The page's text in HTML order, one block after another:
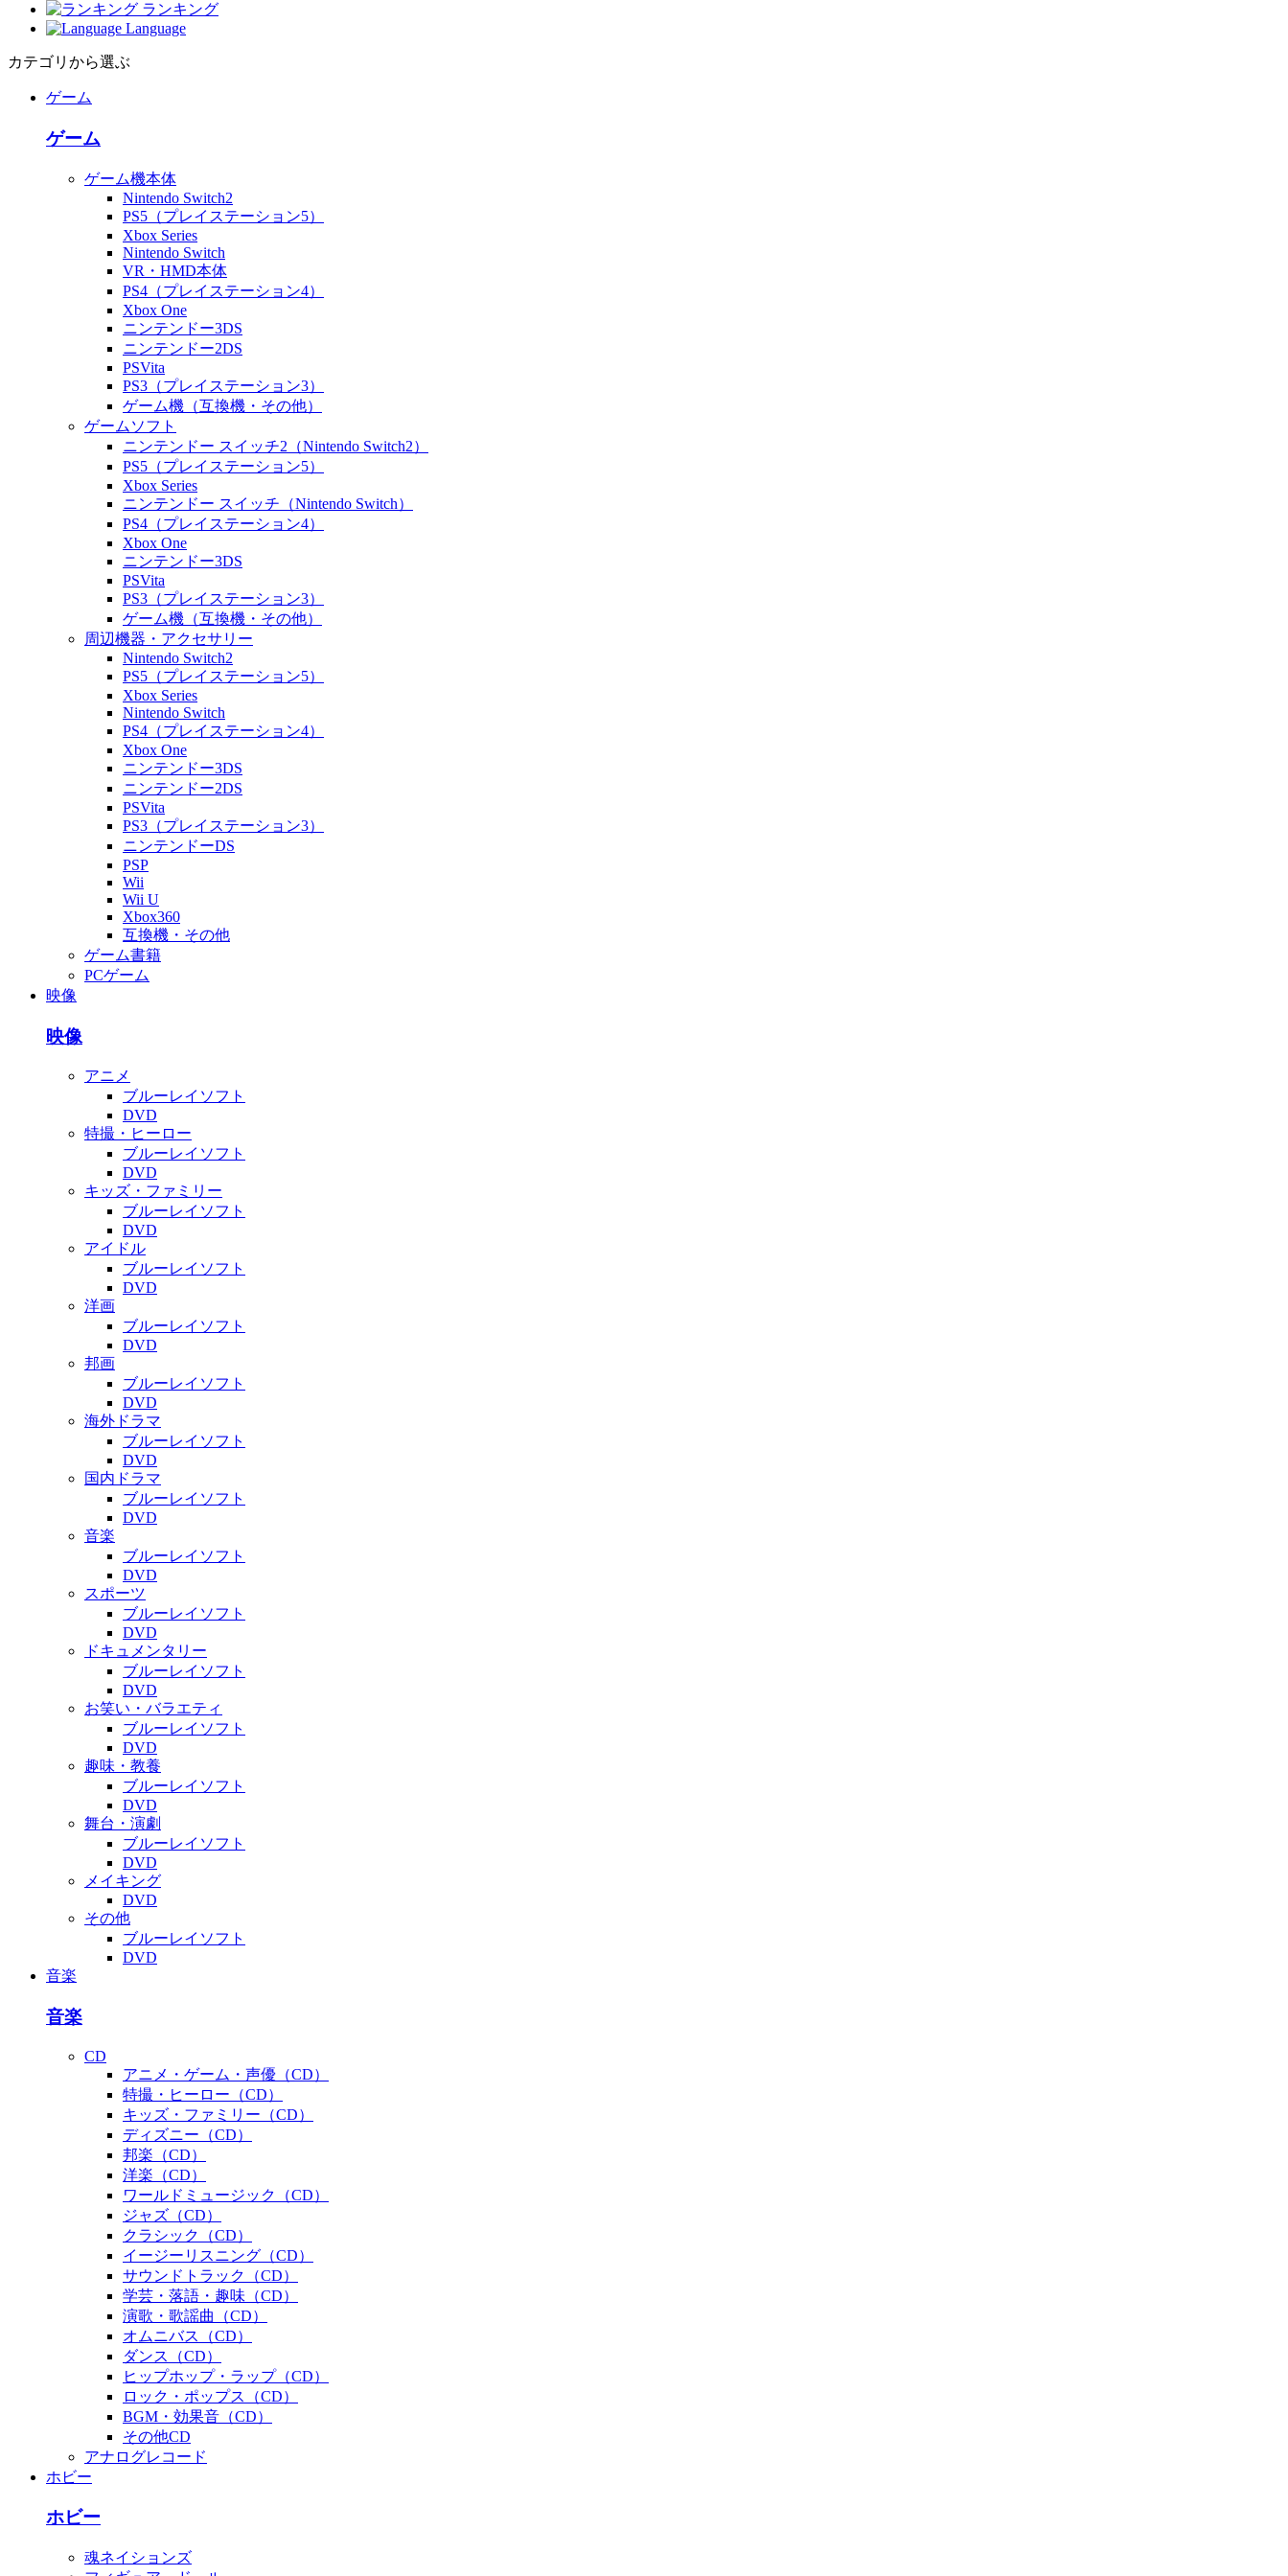
ランキング
Language
カテゴリから選ぶ
ゲーム
ゲーム
ゲーム機本体
Nintendo Switch2
PS5（プレイステーション5）
Xbox Series
Nintendo Switch
VR・HMD本体
PS4（プレイステーション4）
Xbox One
ニンテンドー3DS
ニンテンドー2DS
PSVita
PS3（プレイステーション3）
ゲーム機（互換機・その他）
ゲームソフト
ニンテンドー スイッチ2（Nintendo Switch2）
PS5（プレイステーション5）
Xbox Series
ニンテンドー スイッチ（Nintendo Switch）
PS4（プレイステーション4）
Xbox One
ニンテンドー3DS
PSVita
PS3（プレイステーション3）
ゲーム機（互換機・その他）
周辺機器・アクセサリー
Nintendo Switch2
PS5（プレイステーション5）
Xbox Series
Nintendo Switch
PS4（プレイステーション4）
Xbox One
ニンテンドー3DS
ニンテンドー2DS
PSVita
PS3（プレイステーション3）
ニンテンドーDS
PSP
Wii
Wii U
Xbox360
互換機・その他
ゲーム書籍
PCゲーム
映像
映像
アニメ
ブルーレイソフト
DVD
特撮・ヒーロー
ブルーレイソフト
DVD
キッズ・ファミリー
ブルーレイソフト
DVD
アイドル
ブルーレイソフト
DVD
洋画
ブルーレイソフト
DVD
邦画
ブルーレイソフト
DVD
海外ドラマ
ブルーレイソフト
DVD
国内ドラマ
ブルーレイソフト
DVD
音楽
ブルーレイソフト
DVD
スポーツ
ブルーレイソフト
DVD
ドキュメンタリー
ブルーレイソフト
DVD
お笑い・バラエティ
ブルーレイソフト
DVD
趣味・教養
ブルーレイソフト
DVD
舞台・演劇
ブルーレイソフト
DVD
メイキング
DVD
その他
ブルーレイソフト
DVD
音楽
音楽
CD
アニメ・ゲーム・声優（CD）
特撮・ヒーロー（CD）
キッズ・ファミリー（CD）
ディズニー（CD）
邦楽（CD）
洋楽（CD）
ワールドミュージック（CD）
ジャズ（CD）
クラシック（CD）
イージーリスニング（CD）
サウンドトラック（CD）
学芸・落語・趣味（CD）
演歌・歌謡曲（CD）
オムニバス（CD）
ダンス（CD）
ヒップホップ・ラップ（CD）
ロック・ポップス（CD）
BGM・効果音（CD）
その他CD
アナログレコード
ホビー
ホビー
魂ネイションズ